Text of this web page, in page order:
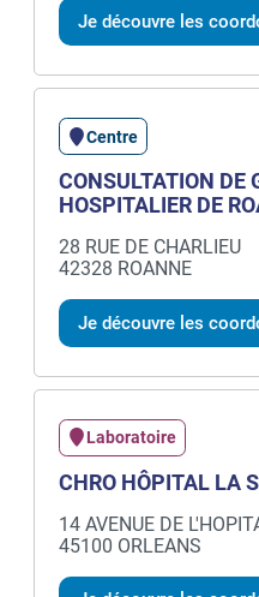
Je découvre les
Centre
CONSULTATION DE
HOSPITALIER DE
28 RUE DE CHARLIEU
42328 ROANNE
Je découvre les
Laboratoire
CHRO HÔPITAL LA
14 AVENUE DE
45100 ORLEANS